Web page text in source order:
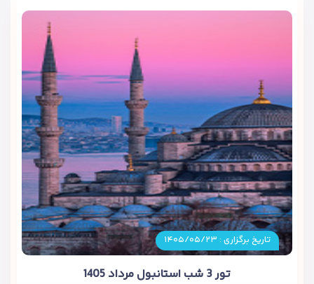
تاریخ برگزاری : ۱۴۰۵/۰۵/۲۳
تور 3 شب استانبول مرداد 1405